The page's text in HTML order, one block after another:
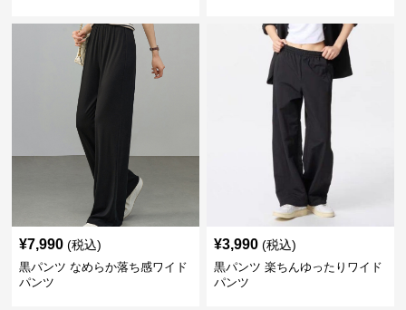
¥7,990 (税込)
黒パンツ なめらか落ち感ワイド
パンツ
¥3,990 (税込)
黒パンツ 楽ちんゆったりワイド
パンツ